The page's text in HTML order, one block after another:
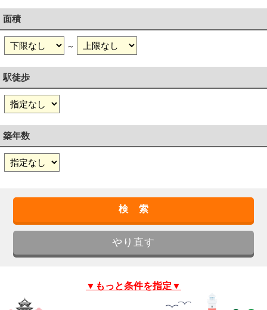
面積
～
駅徒歩
築年数
▼もっと条件を指定▼